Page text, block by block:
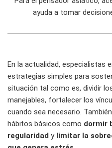
ayuda a tomar
En la actualidad, especialistas
estrategias simples para
situación tal como es, dividir
manejables, fortalecer los
cuando sea necesario.
hábitos básicos como dormir
regularidad y limitar la